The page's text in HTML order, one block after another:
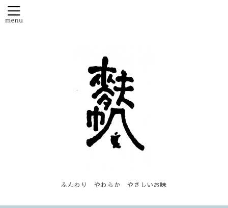
ふんわり やわらか やさしいお味